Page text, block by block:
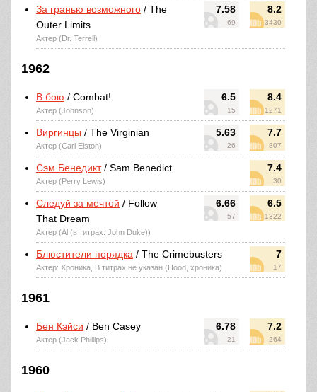
7.58
69
8.2
3430
За гранью возможного / The
Outer Limits
Актер (Dr. Terrell)
1962
6.5
15
8.4
1271
В бою / Combat!
Актер (Johnson)
5.63
26
7.7
807
Виргинцы / The Virginian
Актер (Carl Elston)
7.4
30
Сэм Бенедикт/ Sam Benedict
Актер (Perry Lewis)
6.66
57
6.5
1322
Следуй за мечтой / Follow
That Dream
Актер (Al (в титрах: John Duke))
7
17
Блюстители порядка / The Crimebusters
Актер: Хроника, В титрах не указан (Hood, хроника)
1961
6.78
21
7.2
264
Бен Кэйси / Ben Casey
Актер (Jack Phillips)
1960